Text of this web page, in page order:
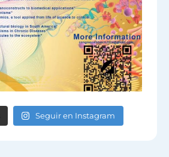
Seguir en Instagram